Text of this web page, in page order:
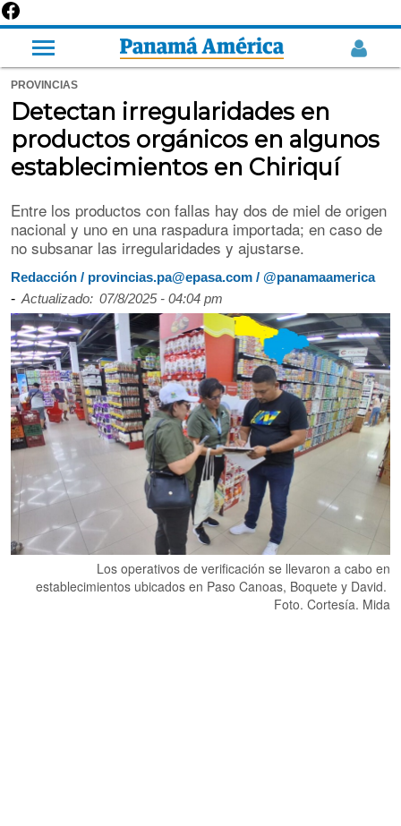
PROVINCIAS
Detectan irregularidades en
productos orgánicos en algunos
establecimientos en Chiriquí
Entre los productos con fallas hay dos de miel de origen
nacional y uno en una raspadura importada; en caso de
no subsanar las irregularidades y ajustarse.
Redacción / provincias.pa@epasa.com / @panamaamerica
- Actualizado: 07/8/2025 - 04:04 pm
Los operativos de verificación se llevaron a cabo en
establecimientos ubicados en Paso Canoas, Boquete y David.
Foto. Cortesía. Mida